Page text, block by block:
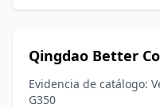
Qingdao Better
Evidencia de catálogo:
G350